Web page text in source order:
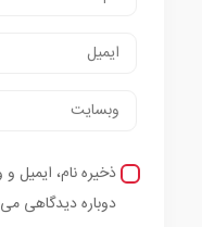
ذخیره نام، ایمیل
دوباره دیدگاهی